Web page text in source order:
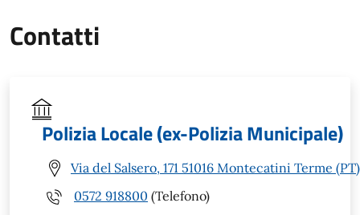
Contatti
Polizia Locale (ex-Polizia Municipale)
Via del Salsero, 171 51016 Montecatini Terme (PT)
0572 918800 (Telefono)